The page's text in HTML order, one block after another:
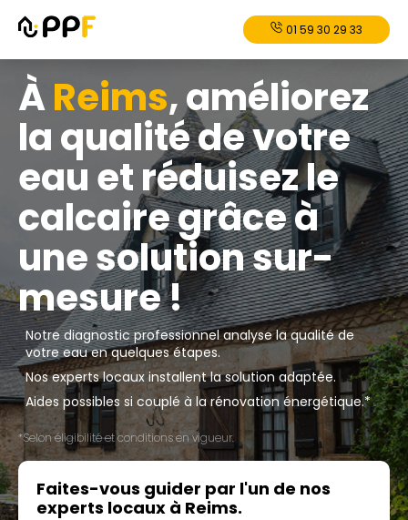
01 59 30 29 33
ÀReims, améliorez
la qualité de votre
eau et réduisez le
calcaire grâce à
une solution sur-
mesure !
Notre diagnostic professionnel analyse la qualité de
votre eau en quelques étapes.
Nos experts locaux installent la solution adaptée.
Aides possibles si couplé à la rénovation énergétique.*
*Selon éligibilité et conditions en vigueur.
Faites-vous guider par l'un de nos
experts locaux à Reims.